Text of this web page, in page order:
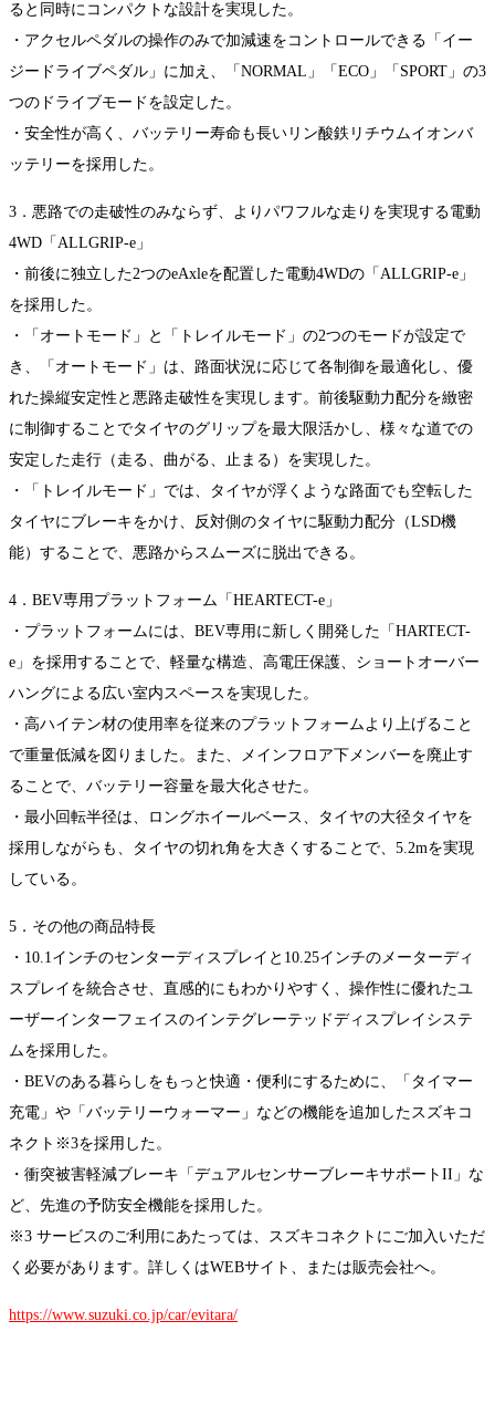
ると同時にコンパクトな設計を実現した。
・アクセルペダルの操作のみで加減速をコントロールできる「イー
ジードライブペダル」に加え、「NORMAL」「ECO」「SPORT」の3
つのドライブモードを設定した。
・安全性が高く、バッテリー寿命も長いリン酸鉄リチウムイオンバ
ッテリーを採用した。
3．悪路での走破性のみならず、よりパワフルな走りを実現する電動
4WD「ALLGRIP-e」
・前後に独立した2つのeAxleを配置した電動4WDの「ALLGRIP-e」
を採用した。
・「オートモード」と「トレイルモード」の2つのモードが設定で
き、「オートモード」は、路面状況に応じて各制御を最適化し、優
れた操縦安定性と悪路走破性を実現します。前後駆動力配分を緻密
に制御することでタイヤのグリップを最大限活かし、様々な道での
安定した走行（走る、曲がる、止まる）を実現した。
・「トレイルモード」では、タイヤが浮くような路面でも空転した
タイヤにブレーキをかけ、反対側のタイヤに駆動力配分（LSD機
能）することで、悪路からスムーズに脱出できる。
4．BEV専用プラットフォーム「HEARTECT-e」
・プラットフォームには、BEV専用に新しく開発した「HARTECT-
e」を採用することで、軽量な構造、高電圧保護、ショートオーバー
ハングによる広い室内スペースを実現した。
・高ハイテン材の使用率を従来のプラットフォームより上げること
で重量低減を図りました。また、メインフロア下メンバーを廃止す
ることで、バッテリー容量を最大化させた。
・最小回転半径は、ロングホイールベース、タイヤの大径タイヤを
採用しながらも、タイヤの切れ角を大きくすることで、5.2mを実現
している。
5．その他の商品特長
・10.1インチのセンターディスプレイと10.25インチのメーターディ
スプレイを統合させ、直感的にもわかりやすく、操作性に優れたユ
ーザーインターフェイスのインテグレーテッドディスプレイシステ
ムを採用した。
・BEVのある暮らしをもっと快適・便利にするために、「タイマー
充電」や「バッテリーウォーマー」などの機能を追加したスズキコ
ネクト※3を採用した。
・衝突被害軽減ブレーキ「デュアルセンサーブレーキサポートII」な
ど、先進の予防安全機能を採用した。
※3 サービスのご利用にあたっては、スズキコネクトにご加入いただ
く必要があります。詳しくはWEBサイト、または販売会社へ。
https://www.suzuki.co.jp/car/evitara/